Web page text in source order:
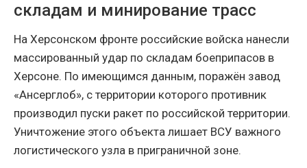
складам и минирование трасс
На Херсонском фронте российские войска нанесли
массированный удар по складам боеприпасов в
Херсоне. По имеющимся данным, поражён завод
«Ансерглоб», с территории которого противник
производил пуски ракет по российской территории.
Уничтожение этого объекта лишает ВСУ важного
логистического узла в приграничной зоне.